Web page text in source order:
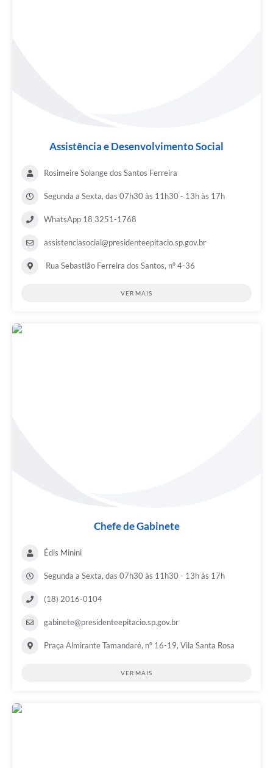
Assistência e Desenvolvimento Social
Rosimeire Solange dos Santos Ferreira
Segunda a Sexta, das 07h30 às 11h30 - 13h às 17h
WhatsApp 18 3251-1768
assistenciasocial@presidenteepitacio.sp.gov.br
Rua Sebastião Ferreira dos Santos, nº 4-36
VER MAIS
Chefe de Gabinete
Édis Minini
Segunda a Sexta, das 07h30 às 11h30 - 13h às 17h
(18) 2016-0104
gabinete@presidenteepitacio.sp.gov.br
Praça Almirante Tamandaré, nº 16-19, Vila Santa Rosa
VER MAIS